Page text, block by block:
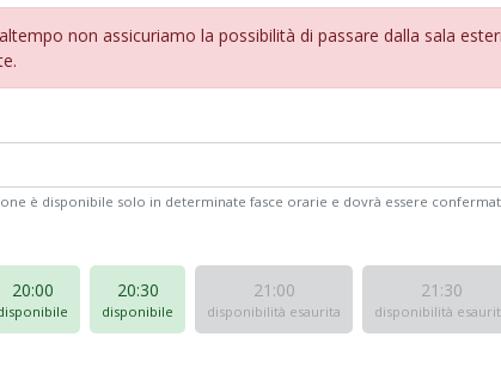
non assicuriamo la possibilità di passare dalla sala
è disponibile solo in determinate fasce orarie e dovrà essere
20:00 20:30
disponibile
21:00
disponibilità esaurita
21:30
disponibilità